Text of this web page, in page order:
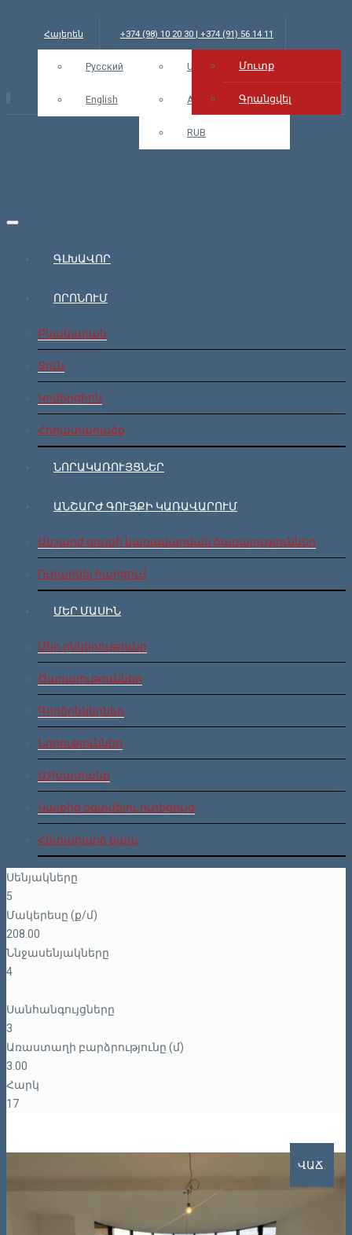
Հայերեն
Русский
English
+374 (98) 10 20 30 | +374 (91) 56 14 11
info@bars.am EUR USD
AMD
RUB
Մուտք Մուտք
Գրանցվել
ԳԼԽԱՎՈՐ
ՈՐՈՆՈՒՄ
Բնակարան
Տուն
Կոմերցիոն
Հողատարածք
ՆՈՐԱԿԱՌՈՒՅՑՆԵՐ
ԱՆՇԱՐԺ ԳՈՒՅՔԻ ԿԱՌԱՎԱՐՈՒՄ
Անշարժ գույքի կառավարման ծառայություններ
Ուղարկել հարցում
ՄԵՐ ՄԱՍԻՆ
Մեր ընկերությունը
Ծառայություններ
Գործընկերներ
Նորություններ
Աշխատանք
Կայքից օգտվելու ուղեցույց
Հետադարձ կապ
Սենյակները
5
Մակերեսը (ք/մ)
208.00
Ննջասենյակները
4
Սանհանգույցները
3
Առաստաղի բարձրությունը (մ)
3.00
Հարկ
17
ՎԱՃ.